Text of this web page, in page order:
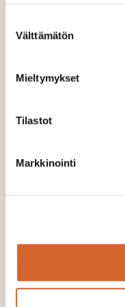
valinta
Välttämätön
Mieltymykset
Tilastot
Markkinointi
laivalla